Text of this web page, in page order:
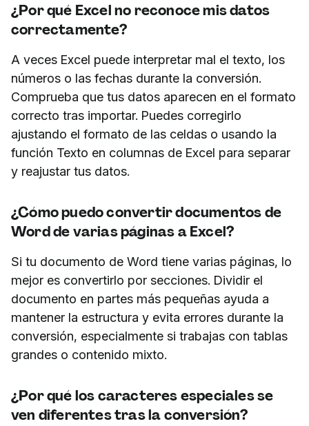
¿Por qué Excel no reconoce mis datos
correctamente?
A veces Excel puede interpretar mal el texto, los
números o las fechas durante la conversión.
Comprueba que tus datos aparecen en el formato
correcto tras importar. Puedes corregirlo
ajustando el formato de las celdas o usando la
función Texto en columnas de Excel para separar
y reajustar tus datos.
¿Cómo puedo convertir documentos de
Word de varias páginas a Excel?
Si tu documento de Word tiene varias páginas, lo
mejor es convertirlo por secciones. Dividir el
documento en partes más pequeñas ayuda a
mantener la estructura y evita errores durante la
conversión, especialmente si trabajas con tablas
grandes o contenido mixto.
¿Por qué los caracteres especiales se
ven diferentes tras la conversión?